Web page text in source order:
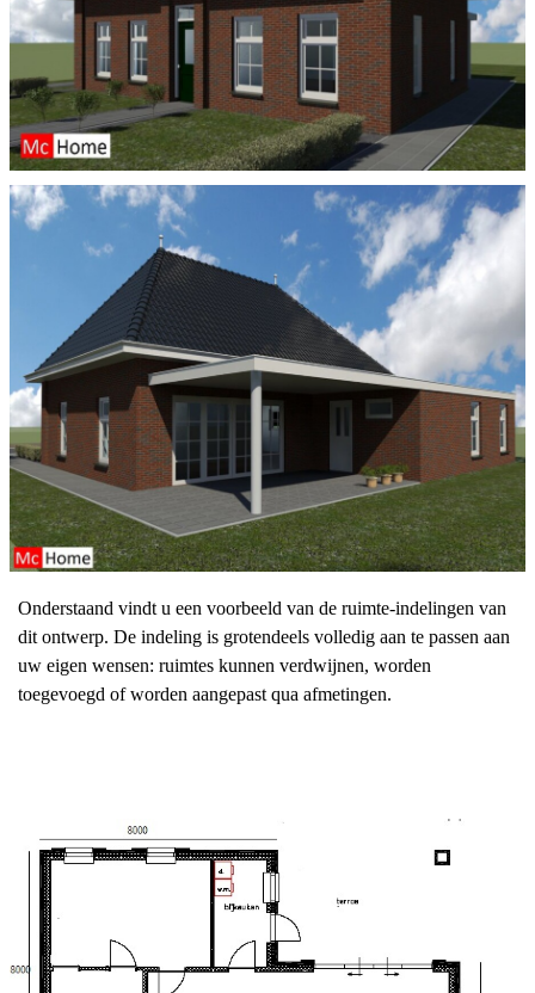
Onderstaand vindt u een voorbeeld van de ruimte-indelingen van
dit ontwerp. De indeling is grotendeels volledig aan te passen aan
uw eigen wensen: ruimtes kunnen verdwijnen, worden
toegevoegd of worden aangepast qua afmetingen.